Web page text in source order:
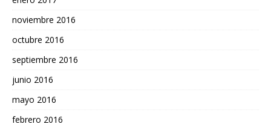
noviembre 2016
octubre 2016
septiembre 2016
junio 2016
mayo 2016
febrero 2016